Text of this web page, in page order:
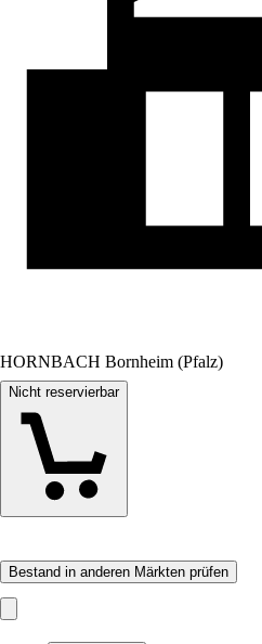
HORNBACH Bornheim (Pfalz)
Nicht reservierbar
Bestand in anderen Märkten prüfen